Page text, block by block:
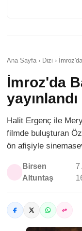
Ana Sayfa › Dizi ›
İmroz'da
yayınlandı
Halit Ergenç ile
filmde buluşturan
ön afişiyle
Birsen
Altuntaş
7